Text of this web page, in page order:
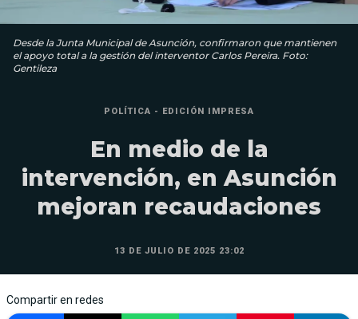
Desde la Junta Municipal de Asunción, confirmaron que mantienen
el apoyo total a la gestión del interventor Carlos Pereira. Foto:
Gentileza
POLÍTICA - EDICIÓN IMPRESA
En medio de la
intervención, en Asunción
mejoran recaudaciones
13 DE JULIO DE 2025 23:02
Compartir en redes